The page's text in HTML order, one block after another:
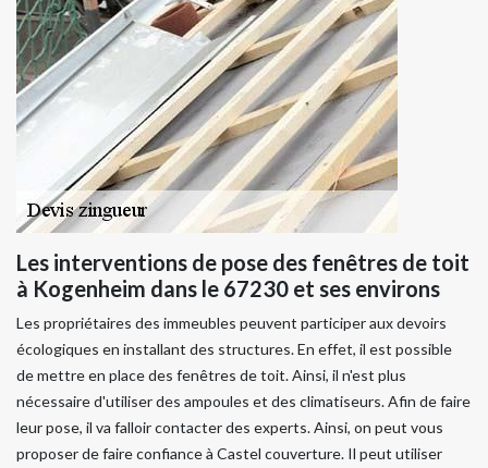
Les interventions de pose des fenêtres de toit
à Kogenheim dans le 67230 et ses environs
Les propriétaires des immeubles peuvent participer aux devoirs
écologiques en installant des structures. En effet, il est possible
de mettre en place des fenêtres de toit. Ainsi, il n'est plus
nécessaire d'utiliser des ampoules et des climatiseurs. Afin de faire
leur pose, il va falloir contacter des experts. Ainsi, on peut vous
proposer de faire confiance à Castel couverture. Il peut utiliser